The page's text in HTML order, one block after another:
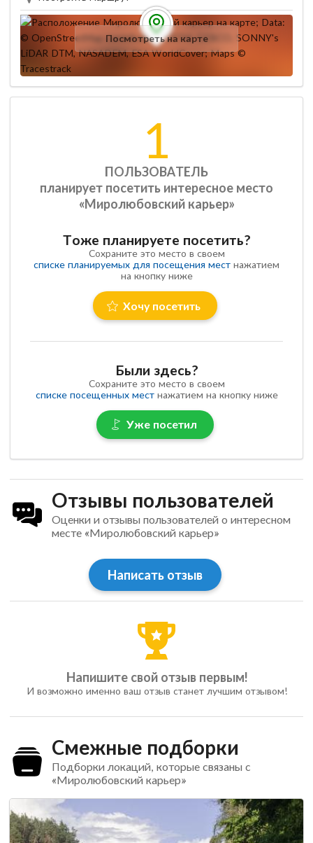
Посмотреть на карте
1
ПОЛЬЗОВАТЕЛЬ
планирует посетить интересное место
«Миролюбовский карьер»
Тоже планируете посетить?
Сохраните это место в своем
списке планируемых для посещения мест нажатием
на кнопку ниже
Хочу посетить
Были здесь?
Сохраните это место в своем
списке посещенных местнажатием на кнопку ниже
Уже посетил
Отзывы пользователей
Оценки и отзывы пользователей о интересном
месте «Миролюбовский карьер»
Написать отзыв
Напишите свой отзыв первым!
И возможно именно ваш отзыв станет лучшим отзывом!
Смежные подборки
Подборки локаций, которые связаны с
«Миролюбовский карьер»